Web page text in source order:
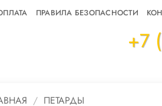
ПРАВИЛА БЕЗОПАСНОСТИ
+7
/ ПЕТАРДЫ